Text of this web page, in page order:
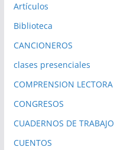
Artículos
Biblioteca
CANCIONEROS
clases presenciales
COMPRENSION LECTORA
CONGRESOS
CUADERNOS DE TRABAJO
CUENTOS